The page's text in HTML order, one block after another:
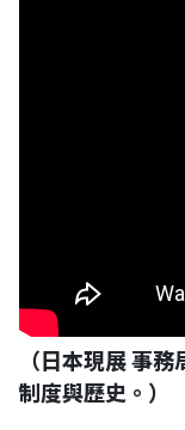
（日本現展 事
制度與歷史。）